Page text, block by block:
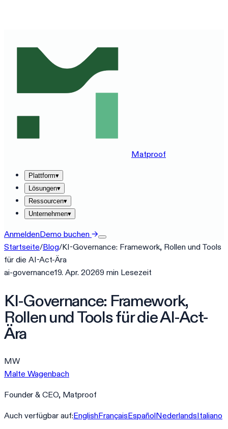
Matproof
Plattform▾
Lösungen▾
Ressourcen▾
Unternehmen▾
AnmeldenDemo buchen →
Startseite/Blog/KI-Governance: Framework, Rollen und Tools
für die AI-Act-Ära
ai-governance19. Apr. 20269 min Lesezeit
KI-Governance: Framework,
Rollen und Tools für die AI-Act-
Ära
MW
Malte Wagenbach
Founder & CEO, Matproof
Auch verfügbar auf:EnglishFrançaisEspañolNederlandsItaliano